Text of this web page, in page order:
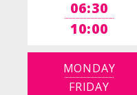
06:30
10:00
MONDAY
FRIDAY